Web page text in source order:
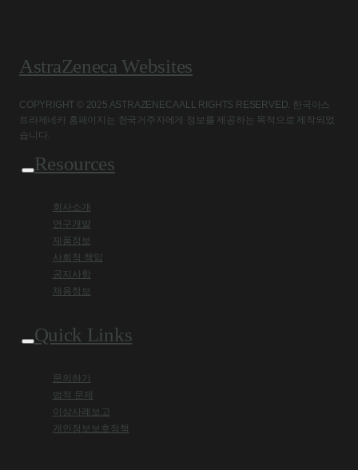
AstraZeneca Websites
COPYRIGHT © 2025 ASTRAZENECA ALL RIGHTS RESERVED. 한국아스
트라제네카 홈페이지는 한국거주자에게 정보를 제공하는 목적으로 제작되었
습니다.
Resources
회사소개
연구개발
제품정보
사회적 책임
공지사항
채용정보
Quick Links
문의하기
법적 문제
이상사례보고
개인정보보호정책